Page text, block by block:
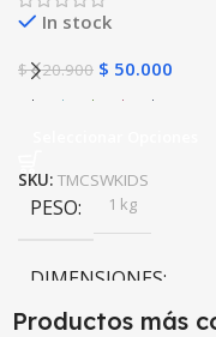
In stock
$120.900 $ 50.000
SKU: TMCSWKIDS
PESO 1 kg
DIMENSIONES
Productos más